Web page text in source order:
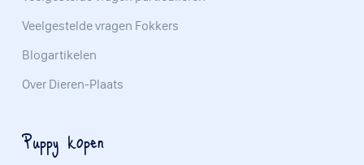
Veelgestelde vragen Fokkers
Blogartikelen
Over Dieren-Plaats
Puppy kopen